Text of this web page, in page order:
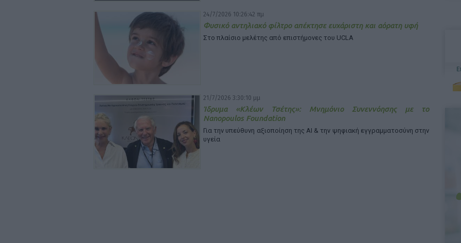
24/7/2026 10:26:42 πμ
Φυσικό αντηλιακό φίλτρο απέκτησε ευχάριστη και αόρατη υφή
Στο πλαίσιο μελέτης από επιστήμονες του UCLA
21/7/2026 3:30:10 μμ
Ίδρυμα «Κλέων Τσέτης»: Μνημόνιο Συνεννόησης με το
Nanopoulos Foundation
Για την υπεύθυνη αξιοποίηση της ΑΙ & την ψηφιακή εγγραμματοσύνη στην
υγεία